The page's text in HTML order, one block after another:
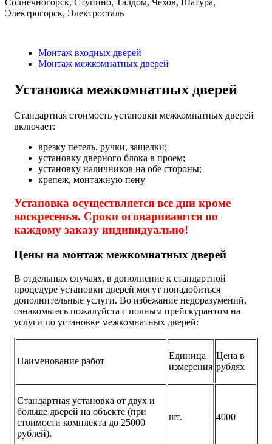
Электрогорск, Электросталь
Монтаж входных дверей
Монтаж межкомнатных дверей
Установка межкомнатных дверей
Стандартная стоимость установки межкомнатных дверей
включает:
врезку петель, ручки, защелки;
установку дверного блока в проем;
установку наличников на обе стороны;
крепеж, монтажную пену
Установка осуществляется все дни кроме
воскресенья. Сроки оговариваются по
каждому заказу индивидуально!
Цены на монтаж межкомнатных дверей
В отдельных случаях, в дополнение к стандартной
процедуре установки дверей могут понадобиться
дополнительные услуги. Во избежание недоразумений,
ознакомьтесь пожалуйста с полным прейскурантом на
услуги по установке межкомнатных дверей:
Наименование работ
Единица
измерения
Цена в
рублях
Стандартная установка от двух и
больше дверей на объекте (при
стоимости комплекта до 25000
рублей).
шт. 4000